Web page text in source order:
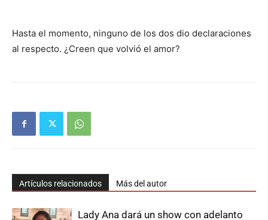
Hasta el momento, ninguno de los dos dio declaraciones
al respecto. ¿Creen que volvió el amor?
Artículos relacionados Más del autor
Lady Ana dará un show con adelanto